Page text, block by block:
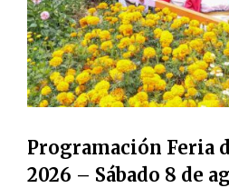
Programación Feria
2026 – Sábado 8 de